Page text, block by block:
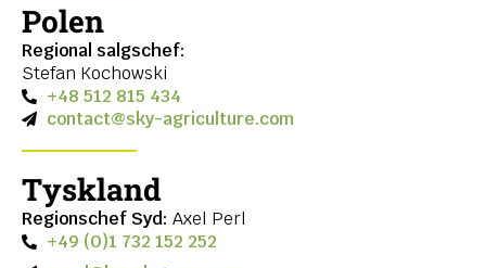
Polen
Regional salgschef:
Stefan Kochowski
+48 512 815 434
contact@sky-agriculture.com
Tyskland
Regionschef Syd: Axel Perl
+49 (0)1 732 152 252